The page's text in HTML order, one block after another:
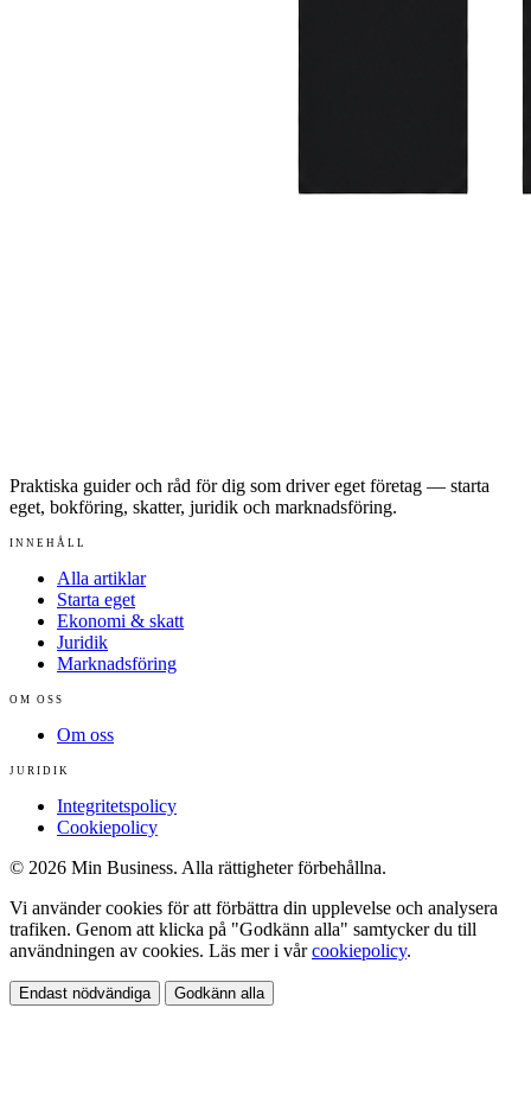
Praktiska guider och råd för dig som driver eget företag — starta
eget, bokföring, skatter, juridik och marknadsföring.
INNEHÅLL
Alla artiklar
Starta eget
Ekonomi & skatt
Juridik
Marknadsföring
OM OSS
Om oss
JURIDIK
Integritetspolicy
Cookiepolicy
© 2026 Min Business. Alla rättigheter förbehållna.
Vi använder cookies för att förbättra din upplevelse och analysera
trafiken. Genom att klicka på "Godkänn alla" samtycker du till
användningen av cookies. Läs mer i vårcookiepolicy.
Endast nödvändiga Godkänn alla